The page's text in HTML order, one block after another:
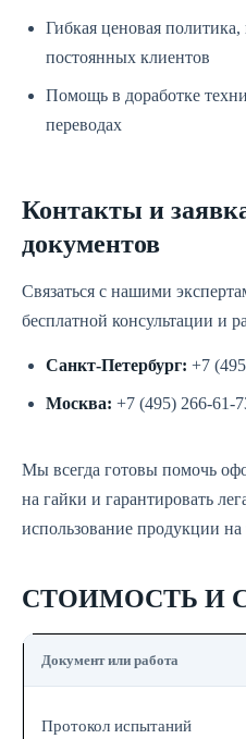
Гибкая ценовая
постоянных клиентов
Помощь в доработке
переводах
Контакты и
документов
Связаться с нашими
бесплатной консультации и
Санкт-Петербург: +7
Москва: +7 (495) 266-61-
Мы всегда готовы помочь
на гайки и гарантировать
использование продукции
СТОИМОСТЬ И
Документ или работа
Протокол испытаний